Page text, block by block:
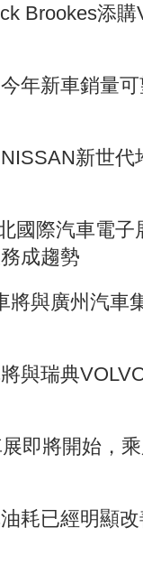
Brookes添
年新車銷量
新世代
國際汽車電
成趨勢
將與廣州汽車
與瑞典
即將開始，
耗已經明顯改